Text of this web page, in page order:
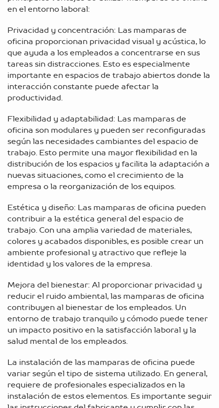
en el entorno laboral:
Privacidad y concentración: Las mamparas de
oficina proporcionan privacidad visual y acústica, lo
que ayuda a los empleados a concentrarse en sus
tareas sin distracciones. Esto es especialmente
importante en espacios de trabajo abiertos donde la
interacción constante puede afectar la
productividad.
Flexibilidad y adaptabilidad: Las mamparas de
oficina son modulares y pueden ser reconfiguradas
según las necesidades cambiantes del espacio de
trabajo. Esto permite una mayor flexibilidad en la
distribución de los espacios y facilita la adaptación a
nuevas situaciones, como el crecimiento de la
empresa o la reorganización de los equipos.
Estética y diseño: Las mamparas de oficina pueden
contribuir a la estética general del espacio de
trabajo. Con una amplia variedad de materiales,
colores y acabados disponibles, es posible crear un
ambiente profesional y atractivo que refleje la
identidad y los valores de la empresa.
Mejora del bienestar: Al proporcionar privacidad y
reducir el ruido ambiental, las mamparas de oficina
contribuyen al bienestar de los empleados. Un
entorno de trabajo tranquilo y cómodo puede tener
un impacto positivo en la satisfacción laboral y la
salud mental de los empleados.
La instalación de las mamparas de oficina puede
variar según el tipo de sistema utilizado. En general,
requiere de profesionales especializados en la
instalación de estos elementos. Es importante seguir